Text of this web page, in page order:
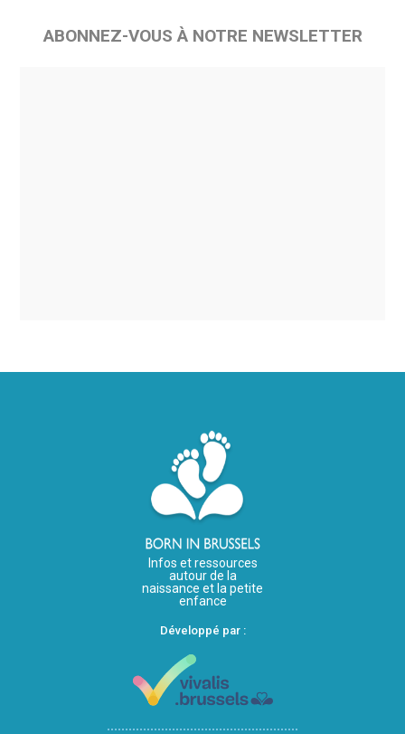
ABONNEZ-VOUS À NOTRE NEWSLETTER
Infos et ressources
autour de la
naissance et la petite
enfance
Développé par :